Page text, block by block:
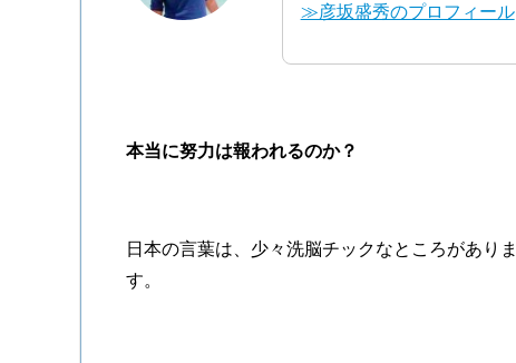
≫彦坂盛秀のプロフィール
本当に努力は報われるのか？
日本の言葉は、少々洗脳チックなところがありま
す。